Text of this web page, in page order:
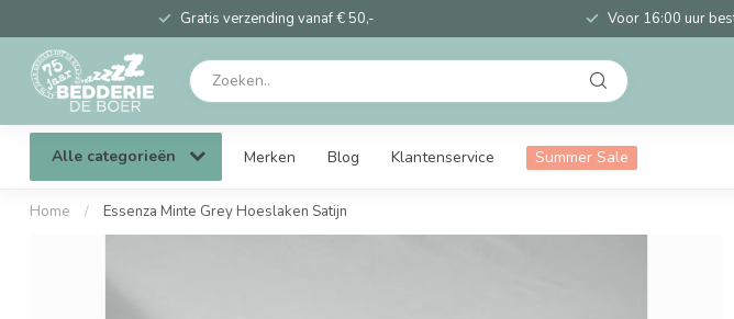
Gratis verzending vanaf € 50,- Voor 16:00 uur
Alle categorieën Merken Blog Klantenservice Summer Sale
Home / Essenza Minte Grey Hoeslaken Satijn